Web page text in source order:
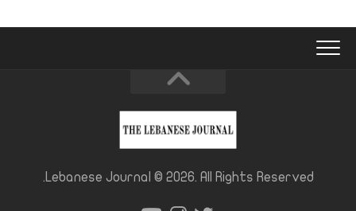
Lebanese Journal © 2026. All Rights Reserved.